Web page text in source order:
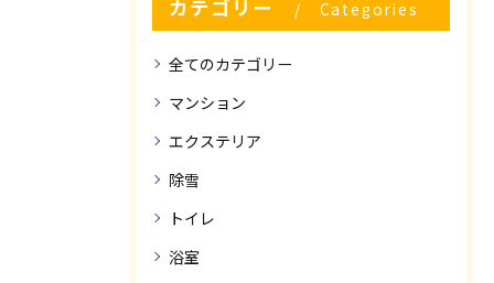
カテゴリー Categories
全てのカテゴリー
マンション
エクステリア
除雪
トイレ
浴室